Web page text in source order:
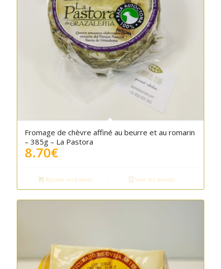
Fromage de chèvre affiné au beurre et au romarin
– 385g – La Pastora
8.70€
Ajouter au panier Voir les détails